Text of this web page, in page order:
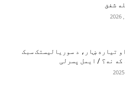
شفق
تیاره ښار، د سوریالیستک سبک
که نه؟ / ایمل پسرلی